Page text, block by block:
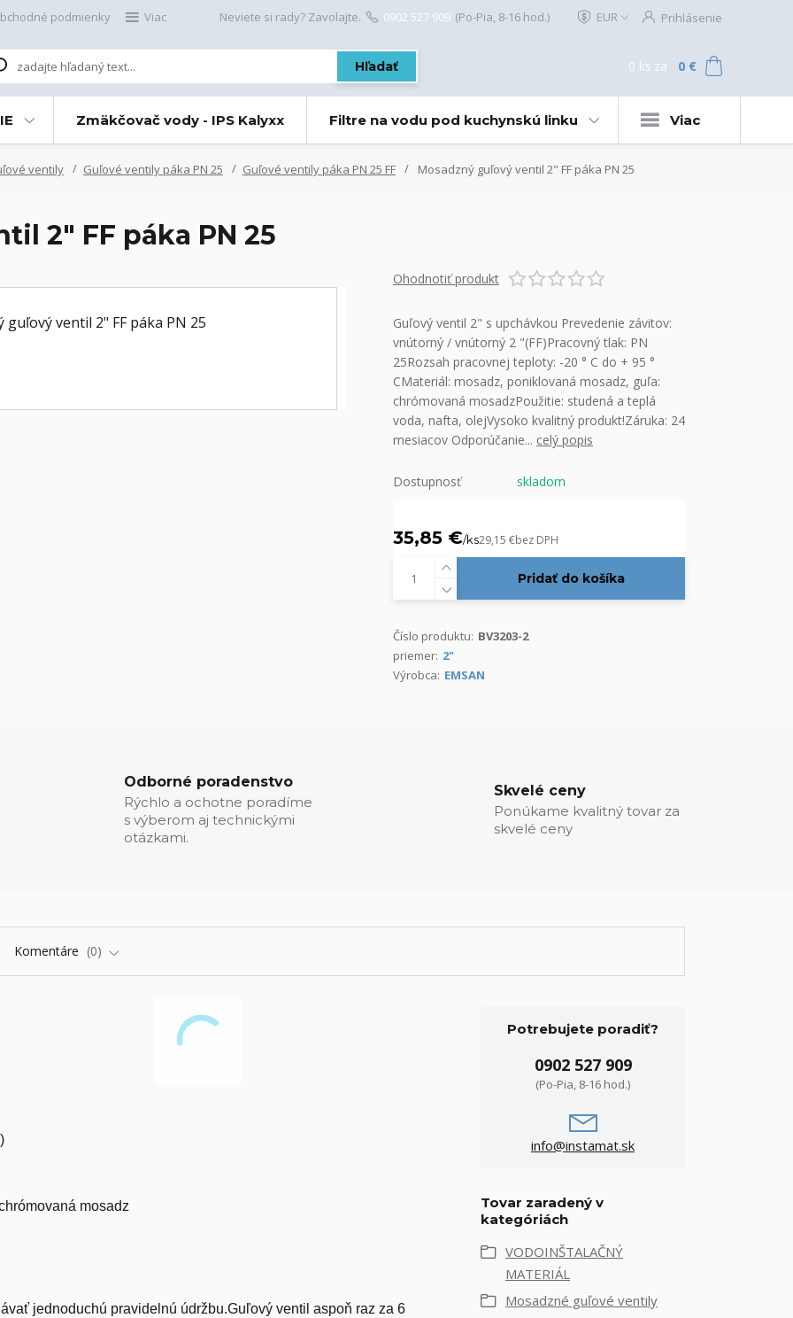
podmienky Viac EUR Prihlásenie
Hľadať
Neviete si rady? Zavolajte. 0902 527 909 (Po-Pia, 8-16 hod.)
0 ks za 0 €
Zmäkčovač vody - IPS Kalyxx Filtre na vodu pod kuchynskú linku Viac
ventily Guľové ventily páka PN 25 Guľové ventily páka PN 25 FF Mosadzný guľový ventil 2" FF páka PN 25
2" FF páka PN 25
Ohodnotiť produkt
Guľový ventil 2" s upchávkou Prevedenie závitov:
vnútorný / vnútorný 2 "(FF)Pracovný tlak: PN
25Rozsah pracovnej teploty: -20 ° C do + 95 °
CMateriál: mosadz, poniklovaná mosadz, guľa:
chrómovaná mosadzPoužitie: studená a teplá
voda, nafta, olejVysoko kvalitný produkt!Záruka: 24
mesiacov Odporúčanie... celý popis
Dostupnosť skladom
35,85 €/ks29,15 €bez DPH
Pridať do košíka
Číslo produktu: BV3203-2
priemer: 2"
Výrobca: EMSAN
Odborné poradenstvo
Rýchlo a ochotne poradíme
s výberom aj technickými
otázkami.
Skvelé ceny
Ponúkame kvalitný tovar za
skvelé ceny
Komentáre 0
mosadz
jednoduchú pravidelnú údržbu.Guľový ventil aspoň raz za 6
Potrebujete poradiť?
0902 527 909
(Po-Pia, 8-16 hod.)
info@instamat.sk
Tovar zaradený v
kategóriách
VODOINŠTALAČNÝ
MATERIÁL
Mosadzné guľové ventily